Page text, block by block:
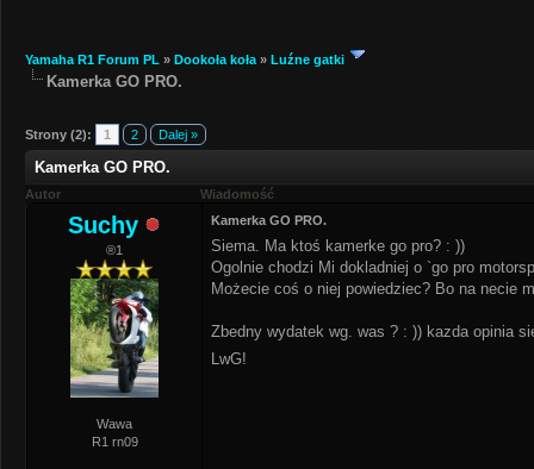
Yamaha R1 Forum PL » Dookoła koła » Luźne gatki
Kamerka GO PRO.
Strony (2): 1 2 Dalej »
Kamerka GO PRO.
Autor Wiadomość
Suchy
®1
Wawa
R1 rn09
Kamerka GO PRO.
Siema. Ma ktoś kamerke go pro? : ))
Ogolnie chodzi Mi dokladniej o `go pro
Możecie coś o niej powiedziec? Bo na necie
Zbedny wydatek wg. was ? : )) kazda opinia
LwG!